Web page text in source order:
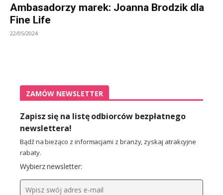
Ambasadorzy marek: Joanna Brodzik dla
Fine Life
22/05/2024
ZAMÓW NEWSLETTER
Zapisz się na listę odbiorców bezpłatnego
newslettera!
Bądź na bieżąco z informacjami z branży, zyskaj atrakcyjne
rabaty.
Wybierz newsletter: